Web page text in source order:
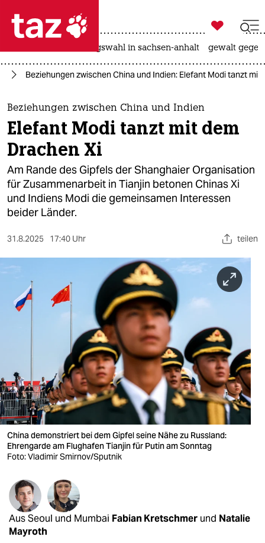
 taz zahl ich
taz zahl ich
themen
politik
öko
gesellschaft
kultur
sport
berlin
nord
verlag
veranstaltungen
shop
fragen & hilfe
unterstützen
abo
genossenschaft
epaper login

taz zahl ich
landtagswahl in sachsen-anhalt gewalt
Beziehungen zwischen China und Indien: Elefant Modi tanzt mit
Beziehungen zwischen China und Indien
Elefant Modi tanzt mit dem
Drachen Xi
Am Rande des Gipfels der Shanghaier Organisation
für Zusammenarbeit in Tianjin betonen Chinas Xi
und Indiens Modi die gemeinsamen Interessen
beider Länder.
31.8.2025 17:40 Uhr teilen
China demonstriert bei dem Gipfel seine Nähe zu Russland:
Ehrengarde am Flughafen Tianjin für Putin am Sonntag
Foto: Vladimir Smirnov/Sputnik
Aus Seoul und Mumbai Fabian Kretschmer und Natalie
Mayroth